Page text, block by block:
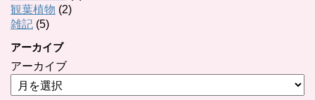
観葉植物 (2)
雑記 (5)
アーカイブ
アーカイブ